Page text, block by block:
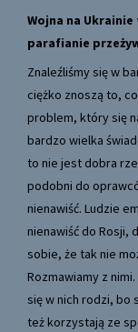
Wojna na
parafianie
Znaleźliśmy się w
ciężko znoszą to,
problem, który się
bardzo wielka
to nie jest dobra
podobni do
nienawiść. Ludzie
nienawiść do Rosji,
sobie, że tak nie
Rozmawiamy z
się w nich rodzi, bo
też korzystają ze